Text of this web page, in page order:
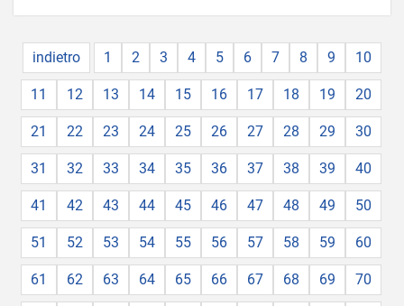
indietro 1 2 3 4 5 6 7 8 9 10
11 12 13 14 15 16 17 18 19 20
21 22 23 24 25 26 27 28 29 30
31 32 33 34 35 36 37 38 39 40
41 42 43 44 45 46 47 48 49 50
51 52 53 54 55 56 57 58 59 60
61 62 63 64 65 66 67 68 69 70